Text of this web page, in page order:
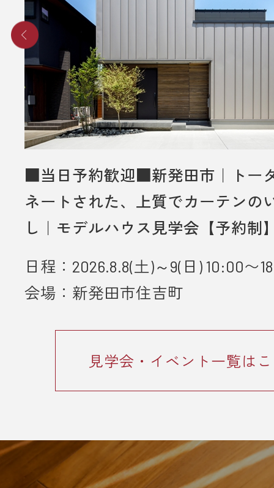
■ その他、プレゼントに関する注意
・初めてディテールホームグループ
いただく方のみ対象とさせていだき
・弊社での住宅建築やリフォームな
をご検討されているお客様のみ対象
いただきます。
・プレゼントは、1名様（1家族様）1
・未成年者様のみのご来場は対象外
・弊社のアンケートにご協力してい
とが条件となります。
■ 個人情報の取り扱いについて
・ご入力いただきました情報は「
■当日予約歓迎■新発田市｜トー
ネートされた、上質でカーテンの
し｜モデルハウス見学会【予約制
日程：2026.8.8(土)～9(日) 10:00〜
会場：新発田市住吉町
見学会・イベント一覧は